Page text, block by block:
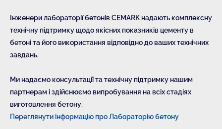
Інженери лабораторії бетонів CEMARK надають комплексну
технічну підтримку щодо якісних показників цементу в
бетоні та його використання відповідно до ваших технічних
завдань.
Ми надаємо консультації та технічну підтримку нашим
партнерам і здійснюємо випробування на всіх стадіях
виготовлення бетону.
Переглянути інформацію про Лабораторію бетону